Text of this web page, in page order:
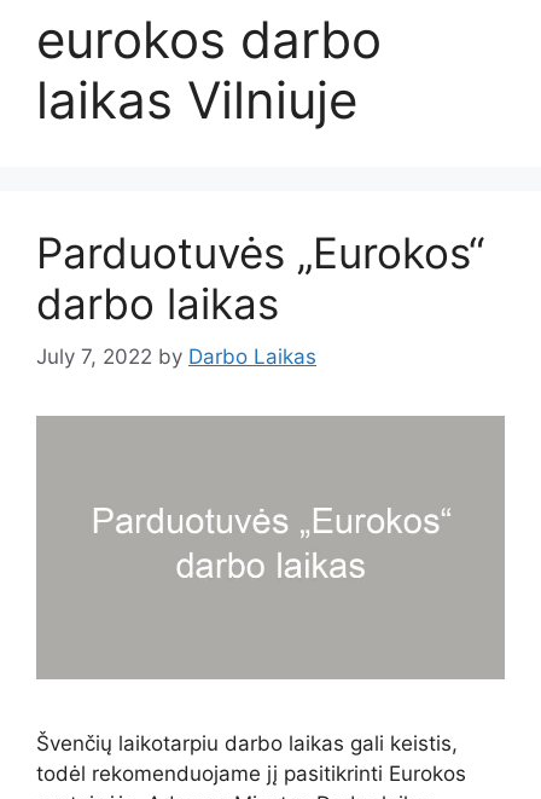
eurokos darbo
laikas Vilniuje
Parduotuvės „Eurokos“
darbo laikas
July 7, 2022 by Darbo Laikas
Švenčių laikotarpiu darbo laikas gali keistis,
todėl rekomenduojame jį pasitikrinti Eurokos